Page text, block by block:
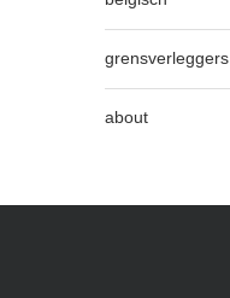
grensverleggers
about